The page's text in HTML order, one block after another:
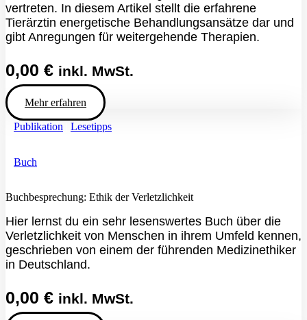
vertreten. In diesem Artikel stellt die erfahrene
Tierärztin energetische Behandlungsansätze dar und
gibt Anregungen für weitergehende Therapien.
0,00 € inkl. MwSt.
Mehr erfahren
Publikation Lesetipps
Buch
Buchbesprechung: Ethik der Verletzlichkeit
Hier lernst du ein sehr lesenswertes Buch über die
Verletzlichkeit von Menschen in ihrem Umfeld kennen,
geschrieben von einem der führenden Medizinethiker
in Deutschland.
0,00 € inkl. MwSt.